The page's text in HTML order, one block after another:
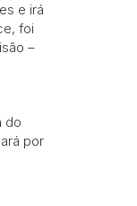
e irá
foi
–
do
por